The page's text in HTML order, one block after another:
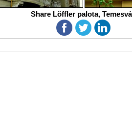
Share Löffler palota,